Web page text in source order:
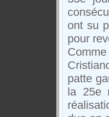
ont su
pour
patte
la 25e